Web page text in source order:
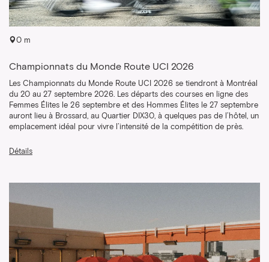
0 m
Championnats du Monde Route UCI 2026
Les Championnats du Monde Route UCI 2026 se tiendront à Montréal
du 20 au 27 septembre 2026. Les départs des courses en ligne des
Femmes Élites le 26 septembre et des Hommes Élites le 27 septembre
auront lieu à Brossard, au Quartier DIX30, à quelques pas de l’hôtel, un
emplacement idéal pour vivre l’intensité de la compétition de près.
Détails